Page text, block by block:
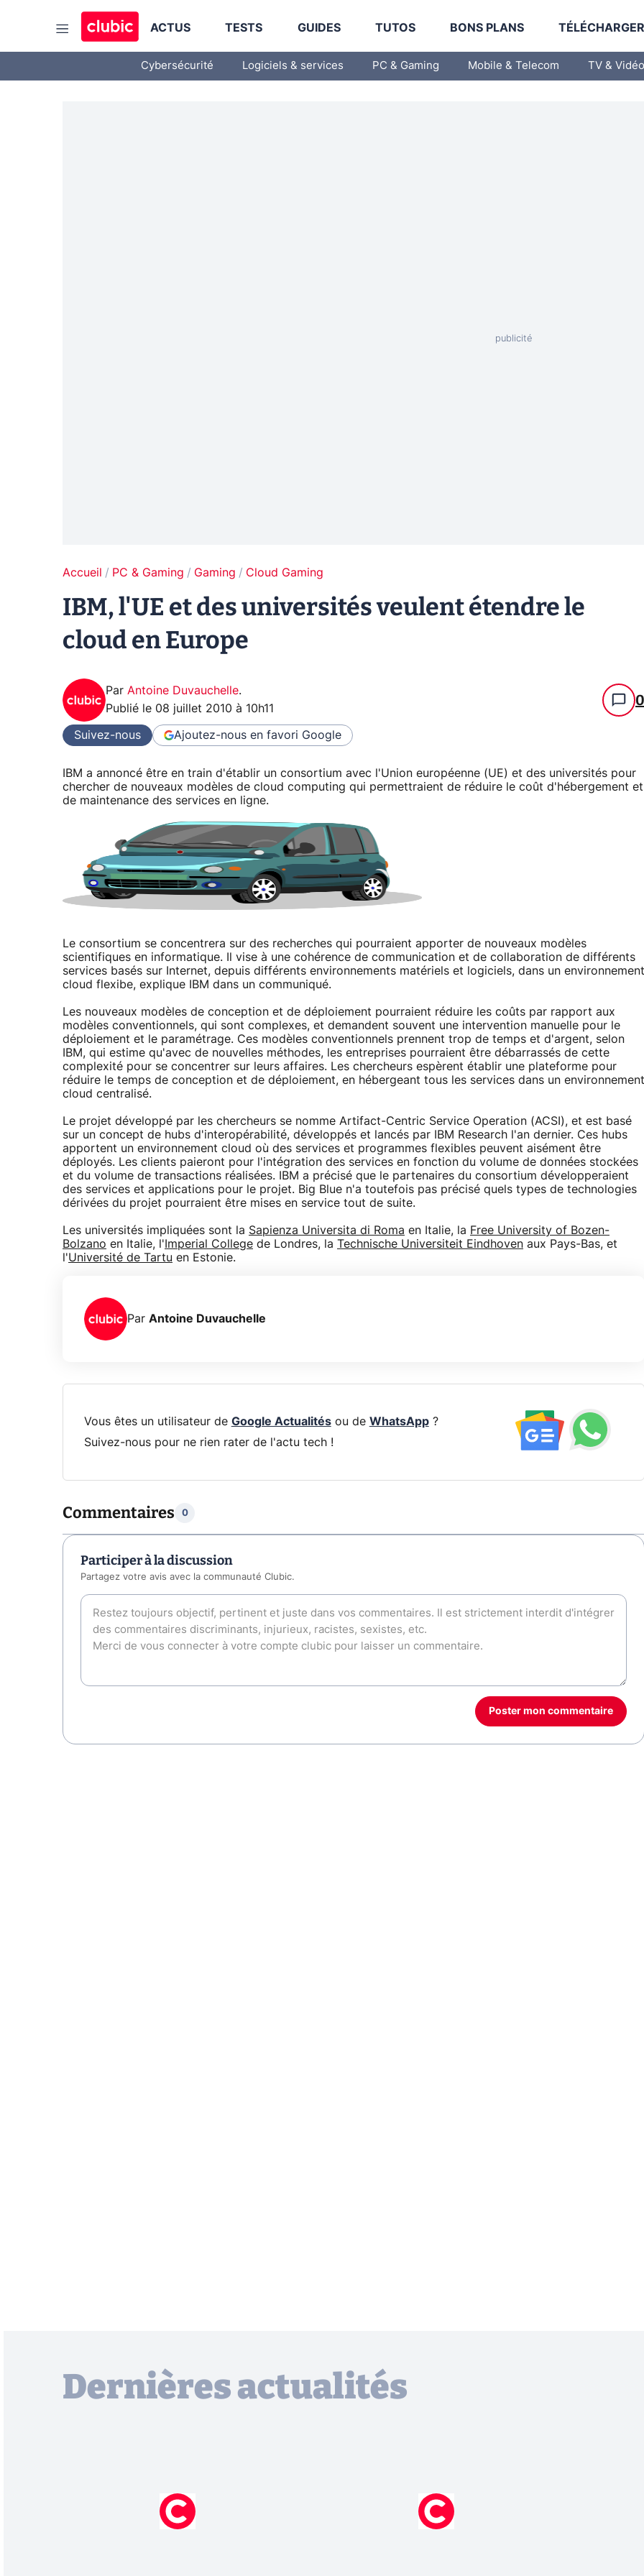
ACTUS TESTS GUIDES TUTOS BONS PLANS
Cybersécurité Logiciels & services PC & Gaming Mobile & Telecom TV & Vidéo
Accueil PC & Gaming Gaming Cloud Gaming
IBM, l'UE et des universités veulent étendre le
cloud en Europe
Par Antoine Duvauchelle.
Publié le 08 juillet 2010 à 10h11 0
Suivez-nous Ajoutez-nous en favori Google
IBM a annoncé être en train d'établir un consortium avec l'Union européenne (UE) et des universités pour
chercher de nouveaux modèles de cloud computing qui permettraient de réduire le coût d'hébergement et
de maintenance des services en ligne.
Le consortium se concentrera sur des recherches qui pourraient apporter de nouveaux modèles
scientifiques en informatique. Il vise à une cohérence de communication et de collaboration de différents
services basés sur Internet, depuis différents environnements matériels et logiciels, dans un environnement
cloud flexibe, explique IBM dans un communiqué.
Les nouveaux modèles de conception et de déploiement pourraient réduire les coûts par rapport aux
modèles conventionnels, qui sont complexes, et demandent souvent une intervention manuelle pour le
déploiement et le paramétrage. Ces modèles conventionnels prennent trop de temps et d'argent, selon
IBM, qui estime qu'avec de nouvelles méthodes, les entreprises pourraient être débarrassés de cette
complexité pour se concentrer sur leurs affaires. Les chercheurs espèrent établir une plateforme pour
réduire le temps de conception et de déploiement, en hébergeant tous les services dans un environnement
cloud centralisé.
Le projet développé par les chercheurs se nomme Artifact-Centric Service Operation (ACSI), et est basé
sur un concept de hubs d'interopérabilité, développés et lancés par IBM Research l'an dernier. Ces hubs
apportent un environnement cloud où des services et programmes flexibles peuvent aisément être
déployés. Les clients paieront pour l'intégration des services en fonction du volume de données stockées
et du volume de transactions réalisées. IBM a précisé que le partenaires du consortium développeraient
des services et applications pour le projet. Big Blue n'a toutefois pas précisé quels types de technologies
dérivées du projet pourraient être mises en service tout de suite.
Les universités impliquées sont la Sapienza Universita di Roma en Italie, la Free University of Bozen-
Bolzano en Italie, l' Imperial College de Londres, la Technische Universiteit Eindhoven aux Pays-Bas, et
l'Université de Tartu en Estonie.
Par Antoine Duvauchelle
Vous êtes un utilisateur de Google Actualitésou de WhatsApp?
Suivez-nous pour ne rien rater de l'actu tech !
Commentaires 0
Participer à la discussion
Partagez votre avis avec la communauté Clubic.
Poster mon commentaire
Dernières actualités